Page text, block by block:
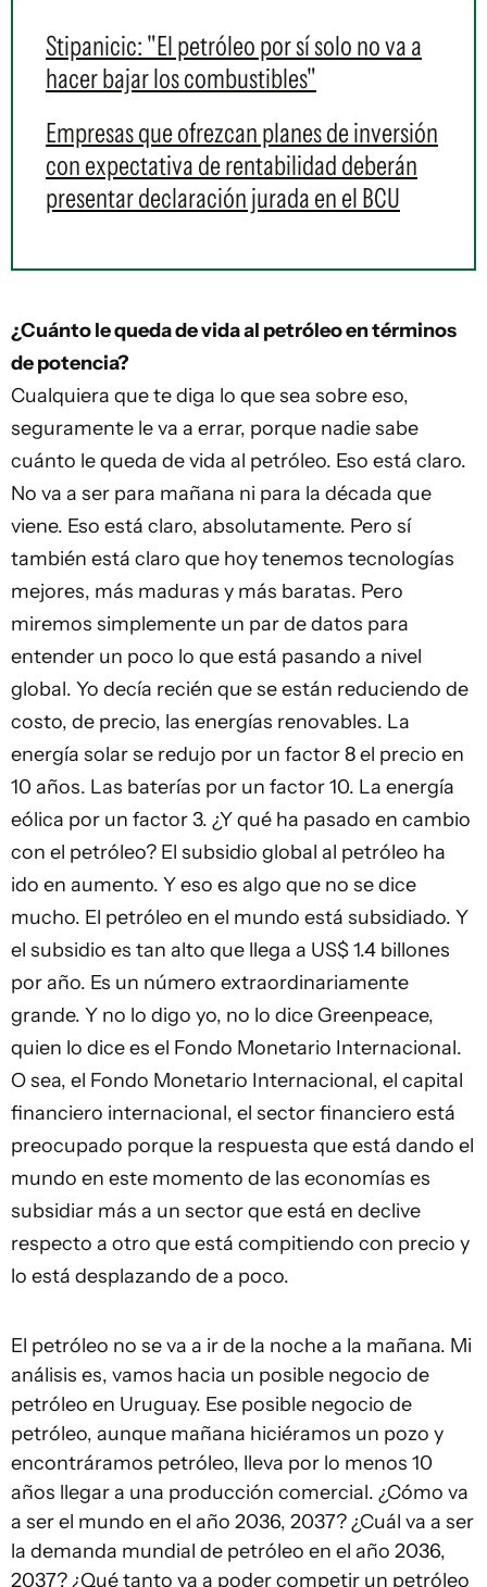
Stipanicic: "El petróleo por sí solo no va a
hacer bajar los combustibles"
Empresas que ofrezcan planes de inversión
con expectativa de rentabilidad deberán
presentar declaración jurada en el BCU
¿Cuánto le queda de vida al petróleo en términos
de potencia?
Cualquiera que te diga lo que sea sobre eso,
seguramente le va a errar, porque nadie sabe
cuánto le queda de vida al petróleo. Eso está claro.
No va a ser para mañana ni para la década que
viene. Eso está claro, absolutamente. Pero sí
también está claro que hoy tenemos tecnologías
mejores, más maduras y más baratas. Pero
miremos simplemente un par de datos para
entender un poco lo que está pasando a nivel
global. Yo decía recién que se están reduciendo de
costo, de precio, las energías renovables. La
energía solar se redujo por un factor 8 el precio en
10 años. Las baterías por un factor 10. La energía
eólica por un factor 3. ¿Y qué ha pasado en cambio
con el petróleo? El subsidio global al petróleo ha
ido en aumento. Y eso es algo que no se dice
mucho. El petróleo en el mundo está subsidiado. Y
el subsidio es tan alto que llega a US$ 1.4 billones
por año. Es un número extraordinariamente
grande. Y no lo digo yo, no lo dice Greenpeace,
quien lo dice es el Fondo Monetario Internacional.
O sea, el Fondo Monetario Internacional, el capital
financiero internacional, el sector financiero está
preocupado porque la respuesta que está dando el
mundo en este momento de las economías es
subsidiar más a un sector que está en declive
respecto a otro que está compitiendo con precio y
lo está desplazando de a poco.
El petróleo no se va a ir de la noche a la mañana. Mi
análisis es, vamos hacia un posible negocio de
petróleo en Uruguay. Ese posible negocio de
petróleo, aunque mañana hiciéramos un pozo y
encontráramos petróleo, lleva por lo menos 10
años llegar a una producción comercial. ¿Cómo va
a ser el mundo en el año 2036, 2037? ¿Cuál va a ser
la demanda mundial de petróleo en el año 2036,
2037? ¿Qué tanto va a poder competir un petróleo